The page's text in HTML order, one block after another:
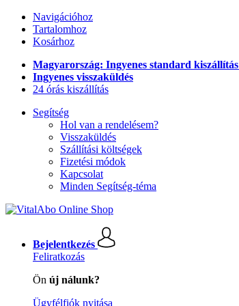
Navigációhoz
Tartalomhoz
Kosárhoz
Magyarország: Ingyenes standard kiszállítás
Ingyenes visszaküldés
24 órás kiszállítás
Segítség
Hol van a rendelésem?
Visszaküldés
Szállítási költségek
Fizetési módok
Kapcsolat
Minden Segítség-téma
Bejelentkezés
Feliratkozás
Ön új nálunk?
Ügyfélfiók nyitása